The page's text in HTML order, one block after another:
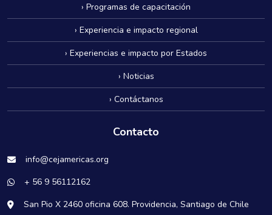
› Programas de capacitación
› Experiencia e impacto regional
› Experiencias e impacto por Estados
› Noticias
› Contáctanos
Contacto
info@cejamericas.org
+ 56 9 56112162
San Pio X 2460 oficina 608. Providencia, Santiago de Chile